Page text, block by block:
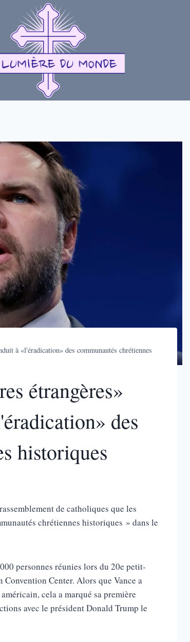
à «l'éradication» des communautés chrétiennes
étrangères»
des
historiques
de catholiques que les
chrétiennes historiques » dans le
personnes réunies lors du 20e petit-
Center. Alors que Vance a
cela a marqué sa première
avec le président Donald Trump le